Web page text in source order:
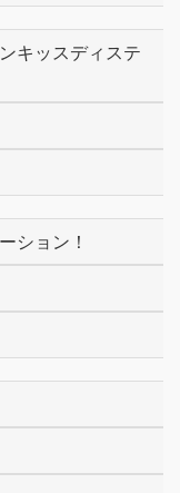
キッスディステ
ション！